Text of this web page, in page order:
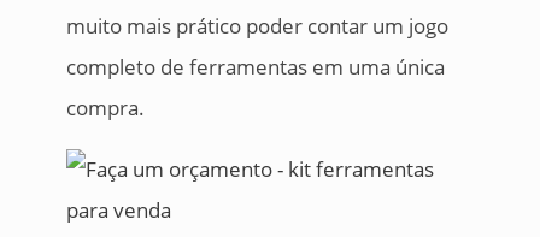
muito mais prático poder contar um jogo
completo de ferramentas em uma única
compra.